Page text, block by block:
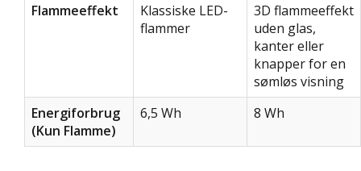
Flammeeffekt
Klassiske LED-
flammer
3D flammeeffekt
uden glas,
kanter eller
knapper for en
sømløs visning
Energiforbrug
(Kun Flamme)
6,5 Wh 8 Wh